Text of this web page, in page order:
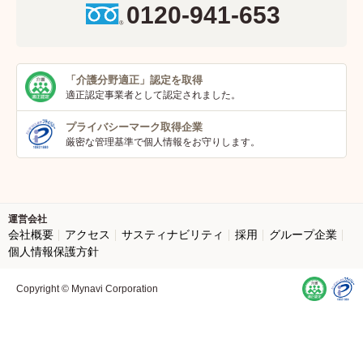
0120-941-653
「介護分野適正」 認定を取得
適正認定事業者として認定されました。
プライバシーマーク取得企業
厳密な管理基準で個人情報をお守りします。
運営会社
会社概要 アクセス サスティナビリティ 採用
グループ企業
個人情報保護方針
Copyright © Mynavi Corporation